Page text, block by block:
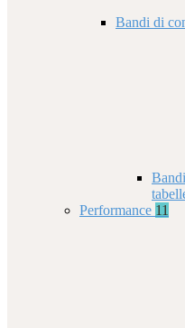
Bandi di
Performance 11